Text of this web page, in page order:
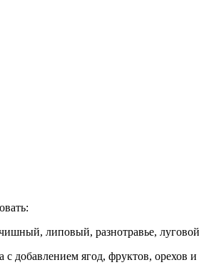
липовый, разнотравье,
добавлением ягод, фруктов, орехов